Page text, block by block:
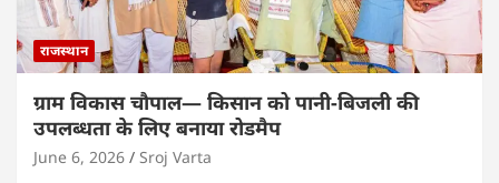
राजस्थान
ग्राम विकास चौपाल— किसान को पानी-बिजली की
उपलब्धता के लिए बनाया रोडमैप
June 6, 2026 Sroj Varta